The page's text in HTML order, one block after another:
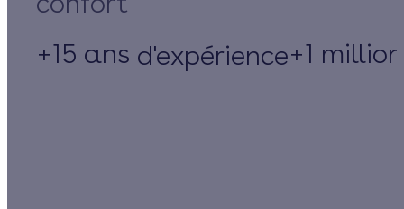
+15 ans d'expérience+1